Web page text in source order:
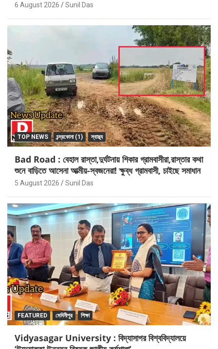
6 August 2026 Sunil Das
TOP NEWS চন্দ্রকোনা (1) স্বাস্থ্য
Bad Road : বেহাল রাস্তা,দুর্ঘটনায় শিকার গ্রামবাসীরা,রাস্তার কথা
শুনে বাড়িতে আসেনা আত্মীয়-স্বজনেরা! ক্ষুব্ধ গ্রামবাসী, চাইছে সমাধান
5 August 2026 Sunil Das
FEATURED মেদিনীপুর শিক্ষা
Vidyasagar University : বিদ্যাসাগর বিশ্ববিদ্যালয়ে